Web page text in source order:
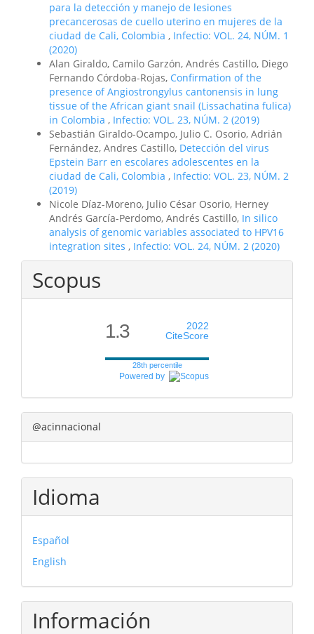
para la detección y manejo de lesiones
precancerosas de cuello uterino en mujeres de la
ciudad de Cali, Colombia , Infectio: VOL. 24, NÚM. 1
(2020)
Alan Giraldo, Camilo Garzón, Andrés Castillo, Diego
Fernando Córdoba-Rojas, Confirmation of the
presence of Angiostrongylus cantonensis in lung
tissue of the African giant snail (Lissachatina fulica)
in Colombia , Infectio: VOL. 23, NÚM. 2 (2019)
Sebastián Giraldo-Ocampo, Julio C. Osorio, Adrián
Fernández, Andres Castillo, Detección del virus
Epstein Barr en escolares adolescentes en la
ciudad de Cali, Colombia , Infectio: VOL. 23, NÚM. 2
(2019)
Nicole Díaz-Moreno, Julio César Osorio, Herney
Andrés García-Perdomo, Andrés Castillo, In silico
analysis of genomic variables associated to HPV16
integration sites , Infectio: VOL. 24, NÚM. 2 (2020)
Scopus
1.3
2022
CiteScore
28th percentile
Powered by
@acinnacional
Idioma
Español
English
Información